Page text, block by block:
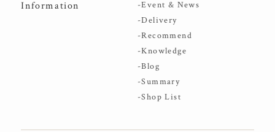
Information
-Event & News
-Delivery
-Recommend
-Knowledge
-Blog
-Summary
-Shop List